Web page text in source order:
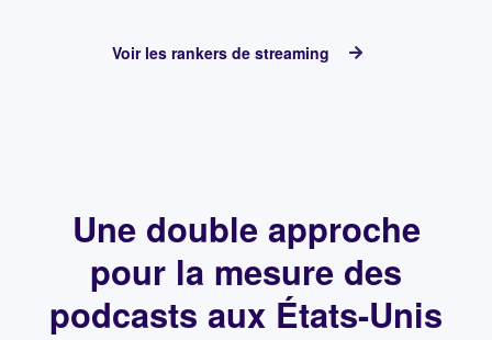
Voir les rankers de streaming
Une double approche
pour la mesure des
podcasts aux États-Unis